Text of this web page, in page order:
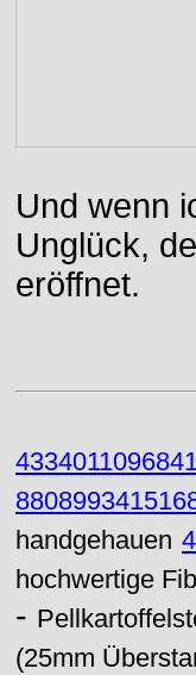
Und wenn
Unglück,
eröffnet.
handgehauen
hochwertige
-
(25mm